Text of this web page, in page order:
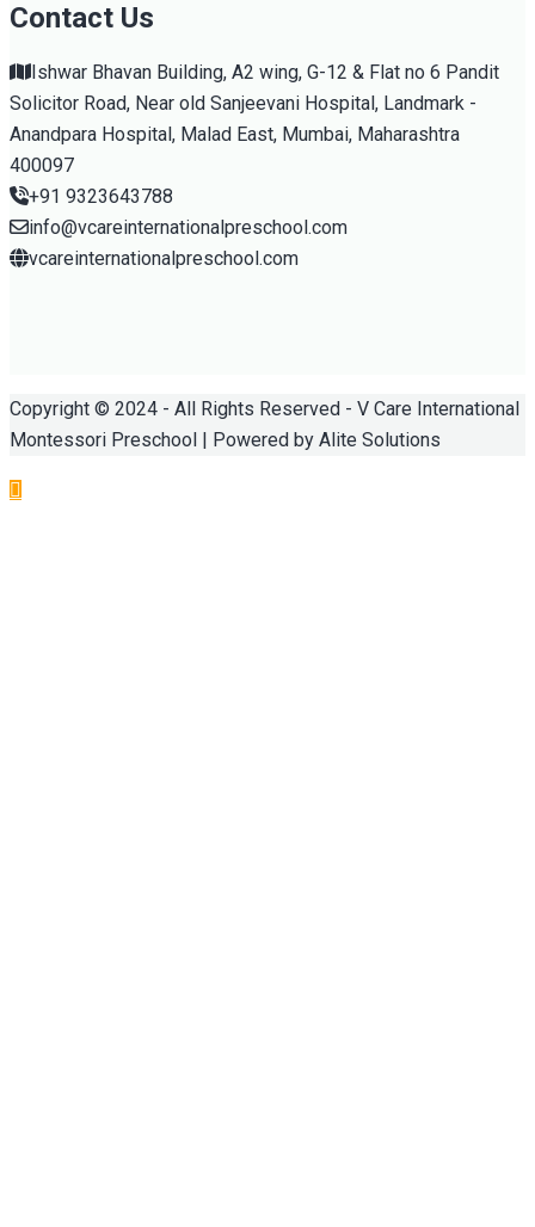
Contact Us
Ishwar Bhavan Building, A2 wing, G-12 & Flat no 6 Pandit
Solicitor Road, Near old Sanjeevani Hospital, Landmark -
Anandpara Hospital, Malad East, Mumbai, Maharashtra
400097
+91 9323643788
info@vcareinternationalpreschool.com
vcareinternationalpreschool.com
Copyright © 2024 - All Rights Reserved - V Care International
Montessori Preschool | Powered by Alite Solutions